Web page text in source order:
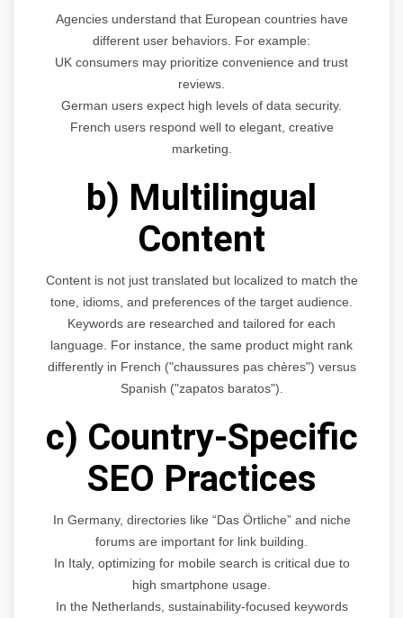
Agencies understand that European countries have
different user behaviors. For example:
UK consumers may prioritize convenience and trust
reviews.
German users expect high levels of data security.
French users respond well to elegant, creative
marketing.
b) Multilingual
Content
Content is not just translated but localized to match the
tone, idioms, and preferences of the target audience.
Keywords are researched and tailored for each
language. For instance, the same product might rank
differently in French ("chaussures pas chères") versus
Spanish ("zapatos baratos").
c) Country-Specific
SEO Practices
In Germany, directories like “Das Örtliche” and niche
forums are important for link building.
In Italy, optimizing for mobile search is critical due to
high smartphone usage.
In the Netherlands, sustainability-focused keywords